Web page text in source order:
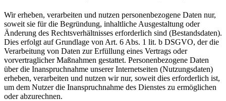
Wir erheben, verarbeiten und nutzen personenbezogene Daten nur,
soweit sie für die Begründung, inhaltliche Ausgestaltung oder
Änderung des Rechtsverhältnisses erforderlich sind (Bestandsdaten).
Dies erfolgt auf Grundlage von Art. 6 Abs. 1 lit. b DSGVO, der die
Verarbeitung von Daten zur Erfüllung eines Vertrags oder
vorvertraglicher Maßnahmen gestattet. Personenbezogene Daten
über die Inanspruchnahme unserer Internetseiten (Nutzungsdaten)
erheben, verarbeiten und nutzen wir nur, soweit dies erforderlich ist,
um dem Nutzer die Inanspruchnahme des Dienstes zu ermöglichen
oder abzurechnen.